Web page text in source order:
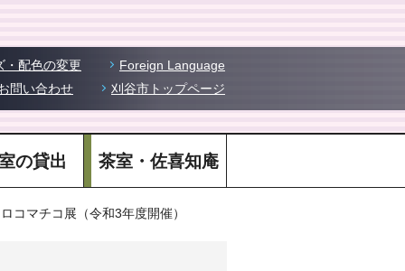
・配色の変更
Foreign Language
問い合わせ
刈谷市トップページ
の貸出 茶室・佐喜知庵
コマチコ展（令和3年度開催）